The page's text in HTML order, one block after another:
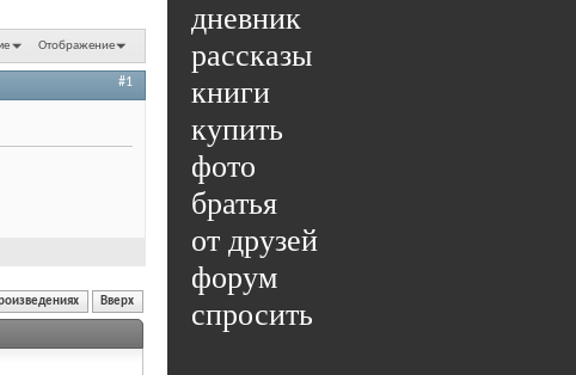
дневник
рассказы
книги
купить
фото
братья
от друзей
форум
спросить
Отображение
#1
Вверх